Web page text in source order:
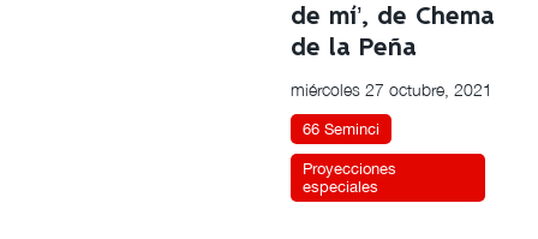
de mí’, de Chema
de la Peña
miércoles 27 octubre, 2021
66 Seminci
Proyecciones
especiales